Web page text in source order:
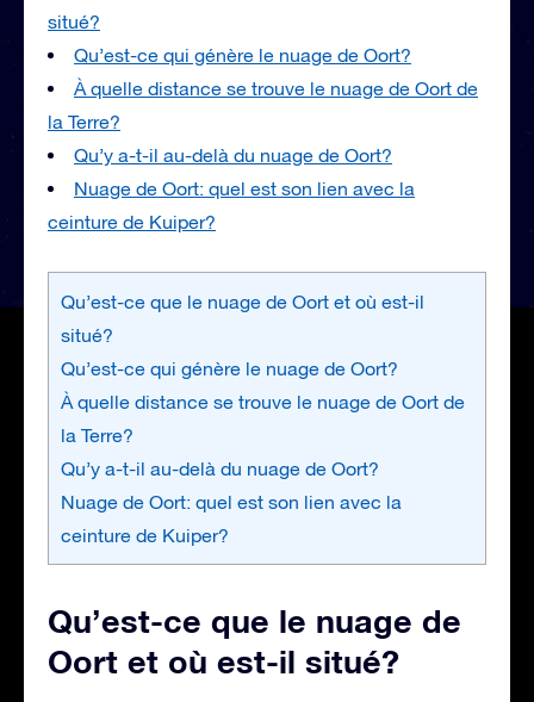
situé?
Qu’est-ce qui génère le nuage de Oort?
À quelle distance se trouve le nuage de Oort de
la Terre?
Qu’y a-t-il au-delà du nuage de Oort?
Nuage de Oort: quel est son lien avec la
ceinture de Kuiper?
Qu’est-ce que le nuage de Oort et où est-il
situé?
Qu’est-ce qui génère le nuage de Oort?
À quelle distance se trouve le nuage de Oort de
la Terre?
Qu’y a-t-il au-delà du nuage de Oort?
Nuage de Oort: quel est son lien avec la
ceinture de Kuiper?
Qu’est-ce que le nuage de
Oort et où est-il situé?